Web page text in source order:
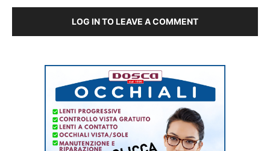
LOG IN TO LEAVE A COMMENT